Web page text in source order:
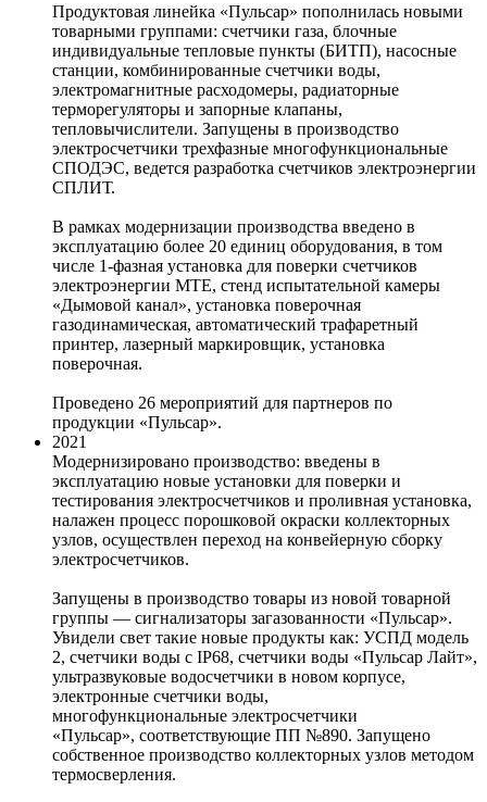
Продуктовая линейка «Пульсар» пополнилась новыми
товарными группами: счетчики газа, блочные
индивидуальные тепловые пункты (БИТП), насосные
станции, комбинированные счетчики воды,
электромагнитные расходомеры, радиаторные
терморегуляторы и запорные клапаны,
тепловычислители. Запущены в производство
электросчетчики трехфазные многофункциональные
СПОДЭС, ведется разработка счетчиков электроэнергии
СПЛИТ.
В рамках модернизации производства введено в
эксплуатацию более 20 единиц оборудования, в том
числе 1-фазная установка для поверки счетчиков
электроэнергии МТЕ, стенд испытательной камеры
«Дымовой канал», установка поверочная
газодинамическая, автоматический трафаретный
принтер, лазерный маркировщик, установка
поверочная.
Проведено 26 мероприятий для партнеров по
продукции «Пульсар».
2021
Модернизировано производство: введены в
эксплуатацию новые установки для поверки и
тестирования электросчетчиков и проливная установка,
налажен процесс порошковой окраски коллекторных
узлов, осуществлен переход на конвейерную сборку
электросчетчиков.
Запущены в производство товары из новой товарной
группы — сигнализаторы загазованности «Пульсар».
Увидели свет такие новые продукты как: УСПД модель
2, счетчики воды с IP68, счетчики воды «Пульсар Лайт»,
ультразвуковые водосчетчики в новом корпусе,
электронные счетчики воды,
многофункциональные электросчетчики
«Пульсар», соответствующие ПП №890. Запущено
собственное производство коллекторных узлов методом
термосверления.